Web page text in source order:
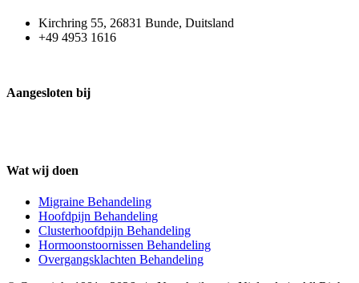
Kirchring 55, 26831 Bunde, Duitsland
+49 4953 1616
Aangesloten bij
Wat wij doen
Migraine Behandeling
Hoofdpijn Behandeling
Clusterhoofdpijn Behandeling
Hormoonstoornissen Behandeling
Overgangsklachten Behandeling